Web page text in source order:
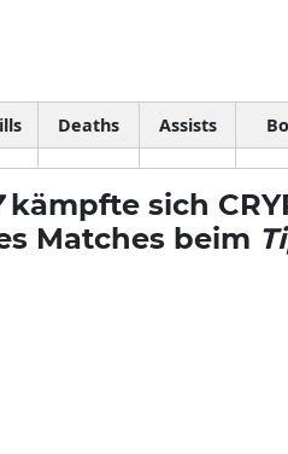
Deaths Assists
kämpfte sich
Matches beim